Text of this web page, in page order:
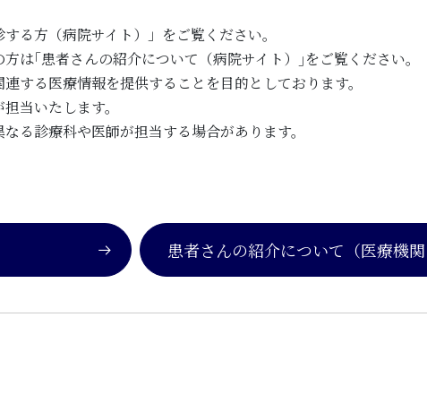
る方（病院サイト）」をご覧ください。
は｢患者さんの紹介について（病院サイト）｣をご覧ください。
する医療情報を提供することを目的としております。
当いたします。
る診療科や医師が担当する場合があります。
患者さんの紹介について （医療機